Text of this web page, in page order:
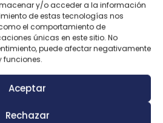
y/o acceder a la información
de estas tecnologías nos
el comportamiento de
únicas en este sitio. No
puede afectar negativamente
funciones.
Aceptar
Rechazar
SURF 420-3
– FUJI LCAG
HYBRID